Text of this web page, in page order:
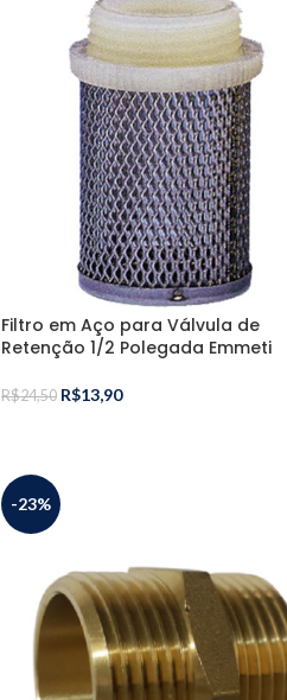
Filtro em Aço para Válvula de
Retenção 1/2 Polegada Emmeti
R$24,50 R$13,90
-23%